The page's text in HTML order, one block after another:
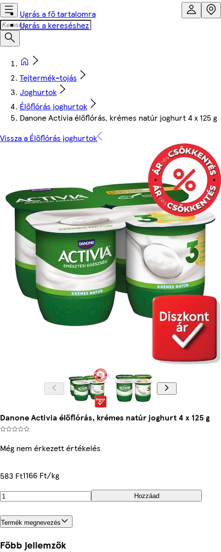
Ugrás a fő tartalomra
Ugrás a kereséshez
Tejtermék-tojás
Joghurtok
Élőflórás joghurtok
Danone Activia élőflórás, krémes natúr joghurt 4 x 125 g
Vissza a Élőflórás joghurtok
Danone Activia élőflórás, krémes natúr joghurt 4 x 125 g
Még nem érkezett értékelés
583 Ft1166 Ft/kg
Hozzáad
Termék megnevezés
Főbb jellemzők